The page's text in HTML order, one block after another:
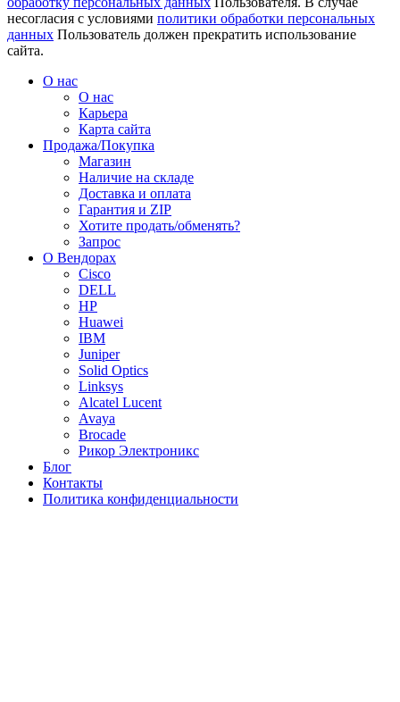
несогласия с условиями политики обработки персональных
данных Пользователь должен прекратить использование
сайта.
О нас
О нас
Карьера
Карта сайта
Продажа/Покупка
Магазин
Наличие на складе
Доставка и оплата
Гарантия и ZIP
Хотите продать/обменять?
Запрос
О Вендорах
Cisco
DELL
HP
Huawei
IBM
Juniper
Solid Optics
Linksys
Alcatel Lucent
Avaya
Brocade
Рикор Электроникс
Блог
Контакты
Политика конфиденциальности